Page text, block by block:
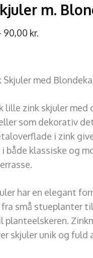
m.
90,00 kr.
Skjuler med
lille zink skjuler
som dekorativ
i zink
både klassiske og
har en elegant
små stueplanter
planteelskeren.
skjuler unik og fuld